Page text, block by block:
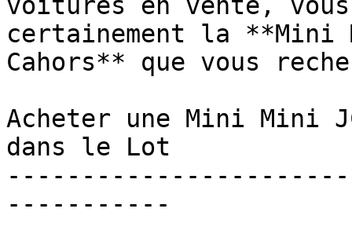
certainement la **Mini
Cahors** que vous
Acheter une Mini Mini
dans le Lot
-----------